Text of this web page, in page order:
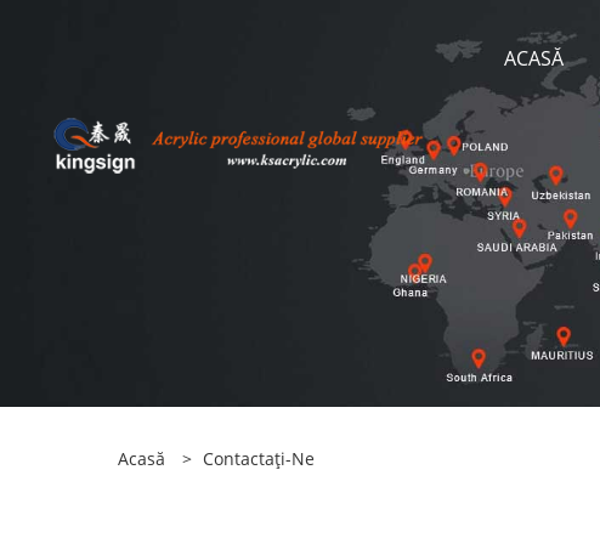
ACASĂ
Acasă > Contactaţi-Ne